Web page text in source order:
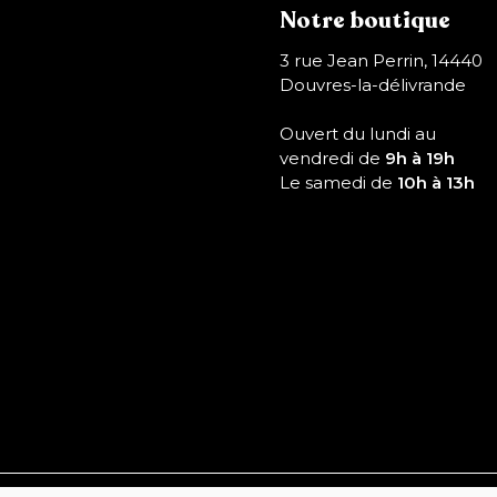
Notre boutique
3 rue Jean Perrin, 14440
Douvres-la-délivrande
Ouvert du lundi au
vendredi de 9h à 19h
Le samedi de 10h à 13h